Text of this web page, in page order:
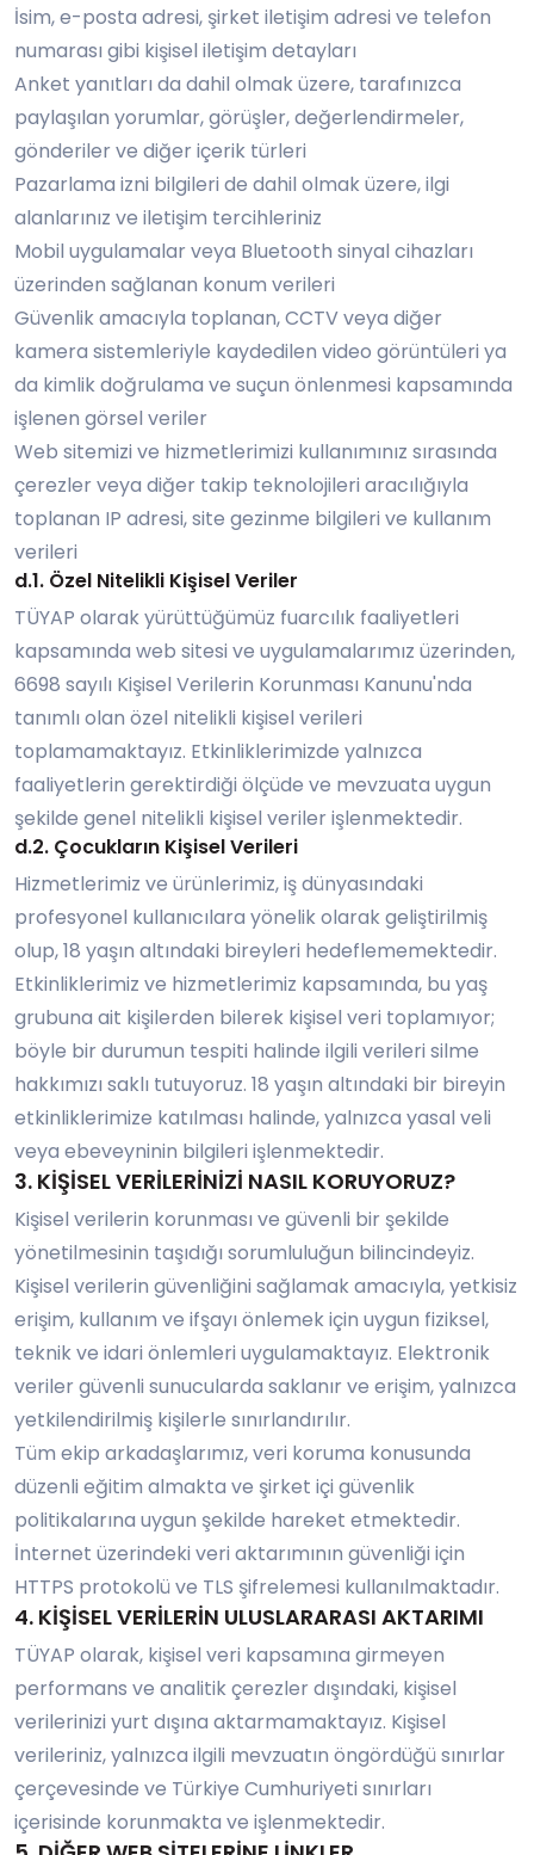
İsim, e-posta adresi, şirket iletişim adresi ve telefon
numarası gibi kişisel iletişim detayları
Anket yanıtları da dahil olmak üzere, tarafınızca
paylaşılan yorumlar, görüşler, değerlendirmeler,
gönderiler ve diğer içerik türleri
Pazarlama izni bilgileri de dahil olmak üzere, ilgi
alanlarınız ve iletişim tercihleriniz
Mobil uygulamalar veya Bluetooth sinyal cihazları
üzerinden sağlanan konum verileri
Güvenlik amacıyla toplanan, CCTV veya diğer
kamera sistemleriyle kaydedilen video görüntüleri ya
da kimlik doğrulama ve suçun önlenmesi kapsamında
işlenen görsel veriler
Web sitemizi ve hizmetlerimizi kullanımınız sırasında
çerezler veya diğer takip teknolojileri aracılığıyla
toplanan IP adresi, site gezinme bilgileri ve kullanım
verileri
d.1. Özel Nitelikli Kişisel Veriler
TÜYAP olarak yürüttüğümüz fuarcılık faaliyetleri
kapsamında web sitesi ve uygulamalarımız üzerinden,
6698 sayılı Kişisel Verilerin Korunması Kanunu'nda
tanımlı olan özel nitelikli kişisel verileri
toplamamaktayız. Etkinliklerimizde yalnızca
faaliyetlerin gerektirdiği ölçüde ve mevzuata uygun
şekilde genel nitelikli kişisel veriler işlenmektedir.
d.2. Çocukların Kişisel Verileri
Hizmetlerimiz ve ürünlerimiz, iş dünyasındaki
profesyonel kullanıcılara yönelik olarak geliştirilmiş
olup, 18 yaşın altındaki bireyleri hedeflememektedir.
Etkinliklerimiz ve hizmetlerimiz kapsamında, bu yaş
grubuna ait kişilerden bilerek kişisel veri toplamıyor;
böyle bir durumun tespiti halinde ilgili verileri silme
hakkımızı saklı tutuyoruz. 18 yaşın altındaki bir bireyin
etkinliklerimize katılması halinde, yalnızca yasal veli
veya ebeveyninin bilgileri işlenmektedir.
3. KİŞİSEL VERİLERİNİZİ NASIL KORUYORUZ?
Kişisel verilerin korunması ve güvenli bir şekilde
yönetilmesinin taşıdığı sorumluluğun bilincindeyiz.
Kişisel verilerin güvenliğini sağlamak amacıyla, yetkisiz
erişim, kullanım ve ifşayı önlemek için uygun fiziksel,
teknik ve idari önlemleri uygulamaktayız. Elektronik
veriler güvenli sunucularda saklanır ve erişim, yalnızca
yetkilendirilmiş kişilerle sınırlandırılır.
Tüm ekip arkadaşlarımız, veri koruma konusunda
düzenli eğitim almakta ve şirket içi güvenlik
politikalarına uygun şekilde hareket etmektedir.
İnternet üzerindeki veri aktarımının güvenliği için
HTTPS protokolü ve TLS şifrelemesi kullanılmaktadır.
4. KİŞİSEL VERİLERİN ULUSLARARASI AKTARIMI
TÜYAP olarak, kişisel veri kapsamına girmeyen
performans ve analitik çerezler dışındaki, kişisel
verilerinizi yurt dışına aktarmamaktayız. Kişisel
verileriniz, yalnızca ilgili mevzuatın öngördüğü sınırlar
çerçevesinde ve Türkiye Cumhuriyeti sınırları
içerisinde korunmakta ve işlenmektedir.